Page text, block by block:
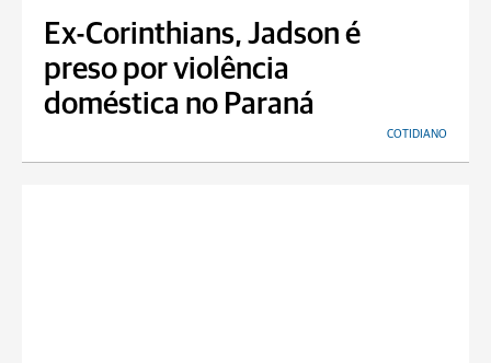
Ex-Corinthians, Jadson é
preso por violência
doméstica no Paraná
COTIDIANO